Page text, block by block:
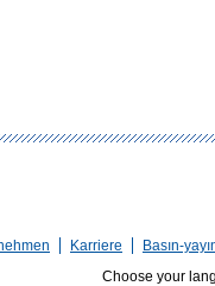
Karriere
Basın-
Choose your